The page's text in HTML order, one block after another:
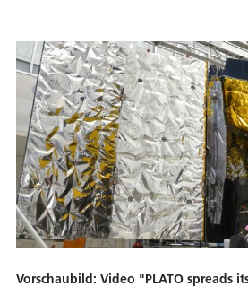
Vorschaubild: Video "PLATO spreads